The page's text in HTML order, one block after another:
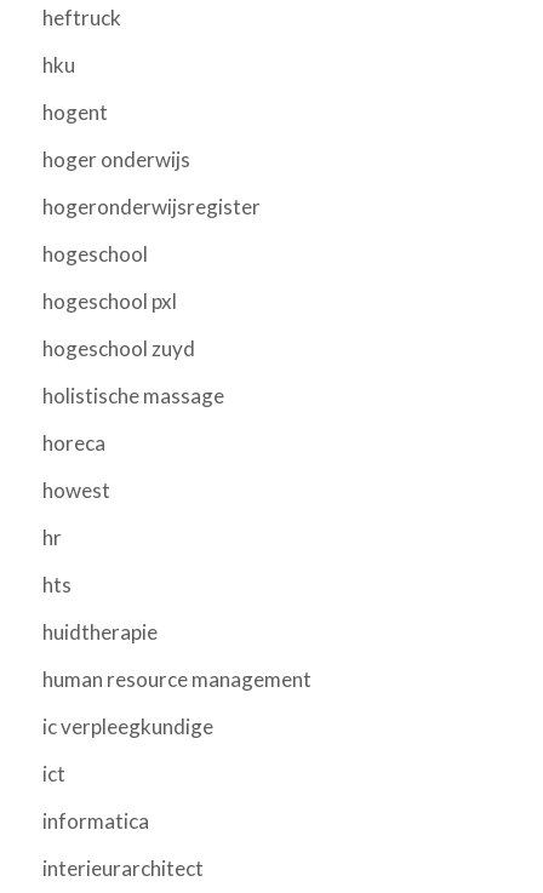
heftruck
hku
hogent
hoger onderwijs
hogeronderwijsregister
hogeschool
hogeschool pxl
hogeschool zuyd
holistische massage
horeca
howest
hr
hts
huidtherapie
human resource management
ic verpleegkundige
ict
informatica
interieurarchitect